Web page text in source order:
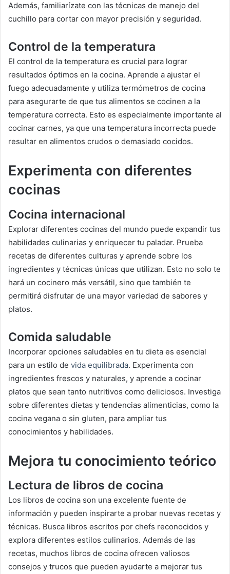
Además, familiarízate con las técnicas de manejo del
cuchillo para cortar con mayor precisión y seguridad.
Control de la temperatura
El control de la temperatura es crucial para lograr
resultados óptimos en la cocina. Aprende a ajustar el
fuego adecuadamente y utiliza termómetros de cocina
para asegurarte de que tus alimentos se cocinen a la
temperatura correcta. Esto es especialmente importante al
cocinar carnes, ya que una temperatura incorrecta puede
resultar en alimentos crudos o demasiado cocidos.
Experimenta con diferentes
cocinas
Cocina internacional
Explorar diferentes cocinas del mundo puede expandir tus
habilidades culinarias y enriquecer tu paladar. Prueba
recetas de diferentes culturas y aprende sobre los
ingredientes y técnicas únicas que utilizan. Esto no solo te
hará un cocinero más versátil, sino que también te
permitirá disfrutar de una mayor variedad de sabores y
platos.
Comida saludable
Incorporar opciones saludables en tu dieta es esencial
para un estilo de vida equilibrada. Experimenta con
ingredientes frescos y naturales, y aprende a cocinar
platos que sean tanto nutritivos como deliciosos. Investiga
sobre diferentes dietas y tendencias alimenticias, como la
cocina vegana o sin gluten, para ampliar tus
conocimientos y habilidades.
Mejora tu conocimiento teórico
Lectura de libros de cocina
Los libros de cocina son una excelente fuente de
información y pueden inspirarte a probar nuevas recetas y
técnicas. Busca libros escritos por chefs reconocidos y
explora diferentes estilos culinarios. Además de las
recetas, muchos libros de cocina ofrecen valiosos
consejos y trucos que pueden ayudarte a mejorar tus